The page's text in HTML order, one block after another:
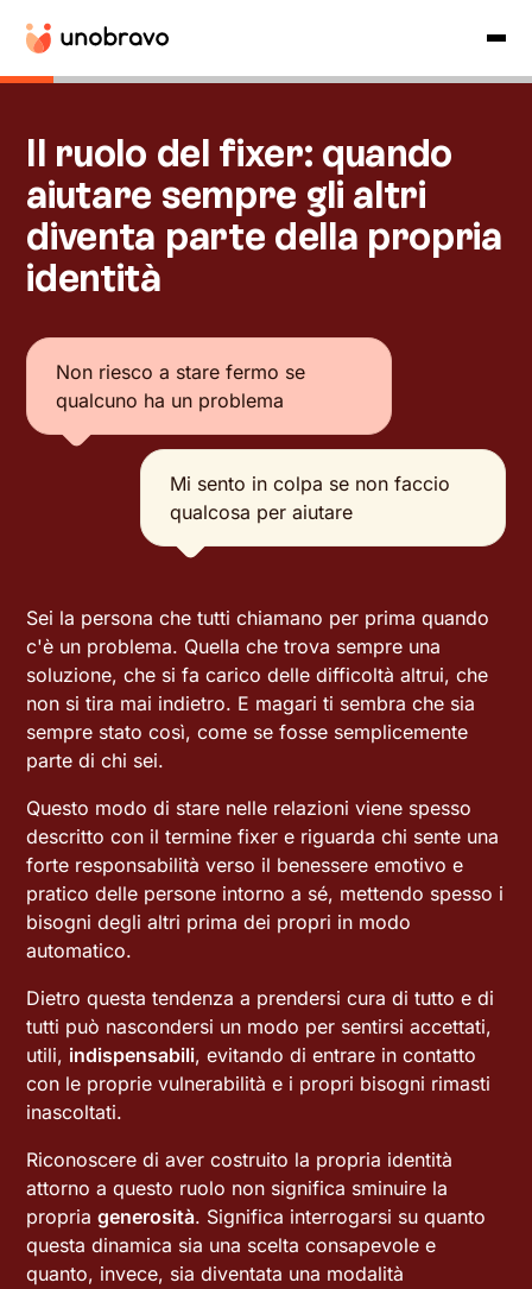
Il ruolo del fixer: quando
aiutare sempre gli altri
diventa parte della propria
identità
Non riesco a stare fermo se
qualcuno ha un problema
Mi sento in colpa se non faccio
qualcosa per aiutare
Sei la persona che tutti chiamano per prima quando
c'è un problema. Quella che trova sempre una
soluzione, che si fa carico delle difficoltà altrui, che
non si tira mai indietro. E magari ti sembra che sia
sempre stato così, come se fosse semplicemente
parte di chi sei.
Questo modo di stare nelle relazioni viene spesso
descritto con il termine fixer e riguarda chi sente una
forte responsabilità verso il benessere emotivo e
pratico delle persone intorno a sé, mettendo spesso i
bisogni degli altri prima dei propri in modo
automatico.
Dietro questa tendenza a prendersi cura di tutto e di
tutti può nascondersi un modo per sentirsi accettati,
utili, indispensabili, evitando di entrare in contatto
con le proprie vulnerabilità e i propri bisogni rimasti
inascoltati.
Riconoscere di aver costruito la propria identità
attorno a questo ruolo non significa sminuire la
propriagenerosità. Significa interrogarsi su quanto
questa dinamica sia una scelta consapevole e
quanto, invece, sia diventata una modalità